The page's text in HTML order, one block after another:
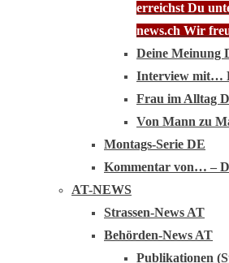
erreichst Du
news.ch Wir
Deine Meinung
Interview mit…
Frau im Alltag
Von Mann zu
Montags-Serie DE
Kommentar von… –
AT-NEWS
Strassen-News AT
Behörden-News AT
Publikationen